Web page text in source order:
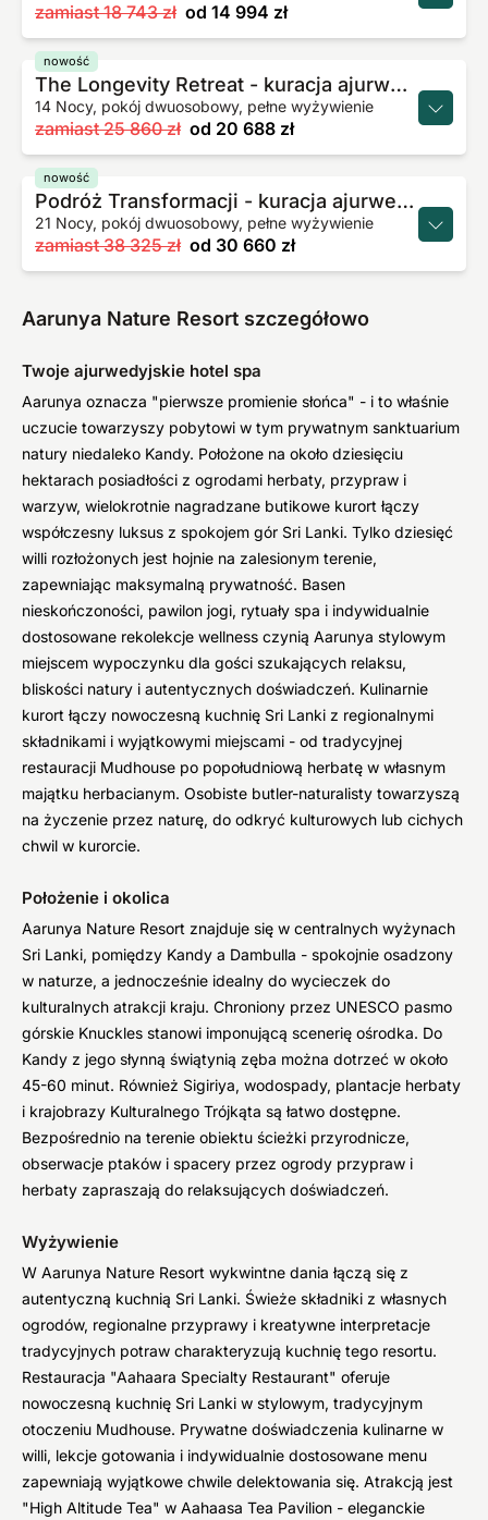
zamiast 18 743 zł od 14 994 zł
The Longevity Retreat - kuracja ajurwedyjska Panchakarma
14 Nocy, pokój dwuosobowy, pełne wyżywienie
zamiast 25 860 zł od 20 688 zł
nowość
Podróż Transformacji - kuracja ajurwedyjska Panchakarma
21 Nocy, pokój dwuosobowy, pełne wyżywienie
zamiast 38 325 zł od 30 660 zł
nowość
Aarunya Nature Resort szczegółowo
Twoje ajurwedyjskie hotel spa
Aarunya oznacza "pierwsze promienie słońca" - i to właśnie
uczucie towarzyszy pobytowi w tym prywatnym sanktuarium
natury niedaleko Kandy. Położone na około dziesięciu
hektarach posiadłości z ogrodami herbaty, przypraw i
warzyw, wielokrotnie nagradzane butikowe kurort łączy
współczesny luksus z spokojem gór Sri Lanki. Tylko dziesięć
willi rozłożonych jest hojnie na zalesionym terenie,
zapewniając maksymalną prywatność. Basen
nieskończoności, pawilon jogi, rytuały spa i indywidualnie
dostosowane rekolekcje wellness czynią Aarunya stylowym
miejscem wypoczynku dla gości szukających relaksu,
bliskości natury i autentycznych doświadczeń. Kulinarnie
kurort łączy nowoczesną kuchnię Sri Lanki z regionalnymi
składnikami i wyjątkowymi miejscami - od tradycyjnej
restauracji Mudhouse po popołudniową herbatę w własnym
majątku herbacianym. Osobiste butler-naturalisty towarzyszą
na życzenie przez naturę, do odkryć kulturowych lub cichych
chwil w kurorcie.
Położenie i okolica
Aarunya Nature Resort znajduje się w centralnych wyżynach
Sri Lanki, pomiędzy Kandy a Dambulla - spokojnie osadzony
w naturze, a jednocześnie idealny do wycieczek do
kulturalnych atrakcji kraju. Chroniony przez UNESCO pasmo
górskie Knuckles stanowi imponującą scenerię ośrodka. Do
Kandy z jego słynną świątynią zęba można dotrzeć w około
45-60 minut. Również Sigiriya, wodospady, plantacje herbaty
i krajobrazy Kulturalnego Trójkąta są łatwo dostępne.
Bezpośrednio na terenie obiektu ścieżki przyrodnicze,
obserwacje ptaków i spacery przez ogrody przypraw i
herbaty zapraszają do relaksujących doświadczeń.
Wyżywienie
W Aarunya Nature Resort wykwintne dania łączą się z
autentyczną kuchnią Sri Lanki. Świeże składniki z własnych
ogrodów, regionalne przyprawy i kreatywne interpretacje
tradycyjnych potraw charakteryzują kuchnię tego resortu.
Restauracja "Aahaara Specialty Restaurant" oferuje
nowoczesną kuchnię Sri Lanki w stylowym, tradycyjnym
otoczeniu Mudhouse. Prywatne doświadczenia kulinarne w
willi, lekcje gotowania i indywidualnie dostosowane menu
zapewniają wyjątkowe chwile delektowania się. Atrakcją jest
"High Altitude Tea" w Aahaasa Tea Pavilion - eleganckie